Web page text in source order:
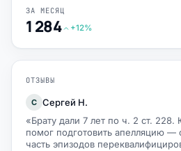
ЗА МЕСЯЦ
1 284 +12%
ОТЗЫВЫ
С Сергей Н.
«Брату дали 7 лет по ч. 2 ст. 228.
помог подготовить апелляцию —
часть эпизодов